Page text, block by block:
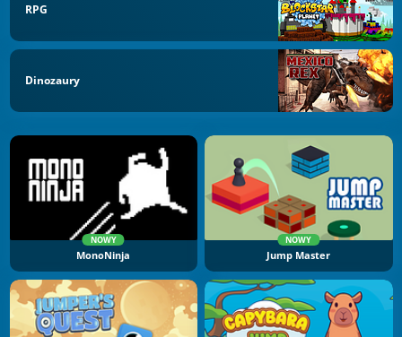
RPG
Dinozaury
NOWY
MonoNinja
NOWY
Jump Master